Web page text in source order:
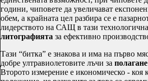
години, чиповете да увеличават
обем, а крайната цел разбира се е
лидерството на САЩ в тази
литографията за ефективно
Тази “битка” е знакова и има на първо
добре ултравиолетовите лъчи за
Второто измерение е икономическо -